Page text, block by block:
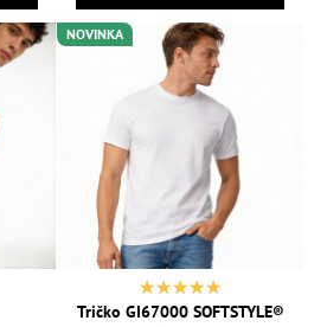
NOVINKA
Tričko GI67000 SOFTSTYLE®